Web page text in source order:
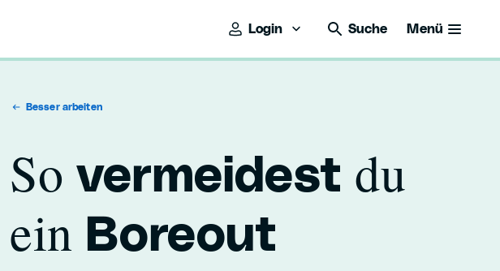
Login Suche Menü
Besser arbeiten
Sovermeidest du
ein Boreout